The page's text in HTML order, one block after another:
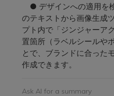
● デザインへの適用を
のテキストから画像生成
プト内で「ジンジャーア
置箇所（ラベルシールや
とで、ブランドに合った
作成できます。
Ask AI for a summary